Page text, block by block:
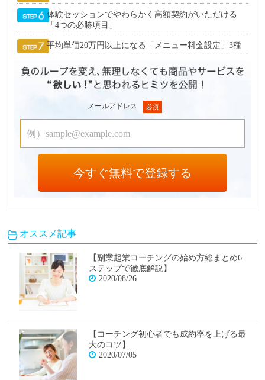
体験セッションでやわらかく高額契約がいただける
「4つの必勝項目」
平均単価20万円以上になる「メニュー料金設定」3種
メールアドレス
オススメ記事
【副業起業コーチングの始め方総まとめ6
ステップで徹底解説】
2020/08/26
【コーチング初心者でも成約率を上げる最
大のコツ】
2020/07/05